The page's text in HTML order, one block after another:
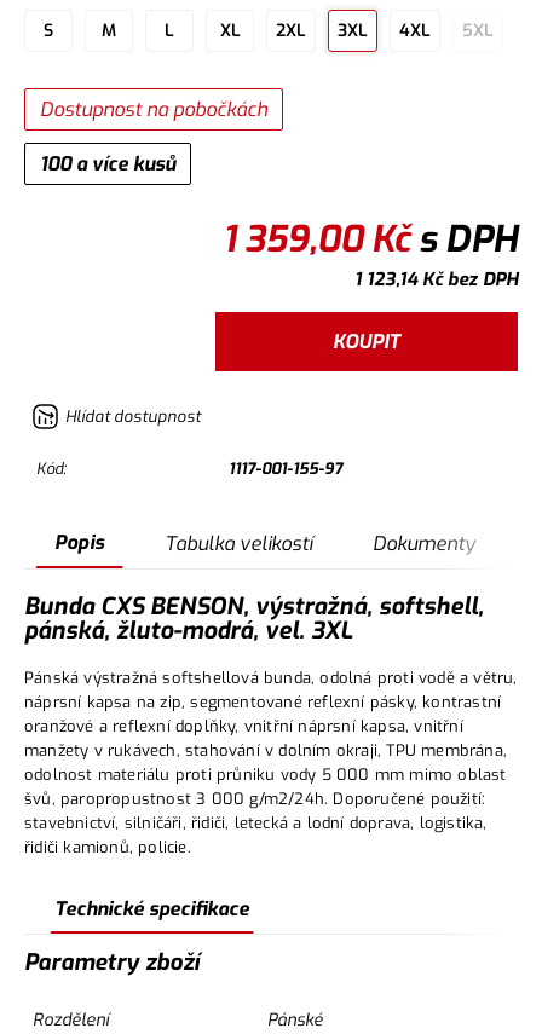
S M L XL 2XL 3XL 4XL 5XL
100 a více kusů
Dostupnost na pobočkách
1 359,00Kčs DPH
1 123,14Kčbez DPH
KOUPIT
Hlídat dostupnost
Kód: 1117-001-155-97
Popis Tabulka velikostí Dokumenty
Bunda CXS BENSON, výstražná, softshell,
pánská, žluto-modrá, vel. 3XL
Pánská výstražná softshellová bunda, odolná proti vodě a větru,
náprsní kapsa na zip, segmentované reflexní pásky, kontrastní
oranžové a reflexní doplňky, vnitřní náprsní kapsa, vnitřní
manžety v rukávech, stahování v dolním okraji, TPU membrána,
odolnost materiálu proti průniku vody 5 000 mm mimo oblast
švů, paropropustnost 3 000 g/m2/24h. Doporučené použití:
stavebnictví, silničáři, řidiči, letecká a lodní doprava, logistika,
řidiči kamionů, policie.
Technické specifikace
Parametry zboží
Rozdělení Pánské